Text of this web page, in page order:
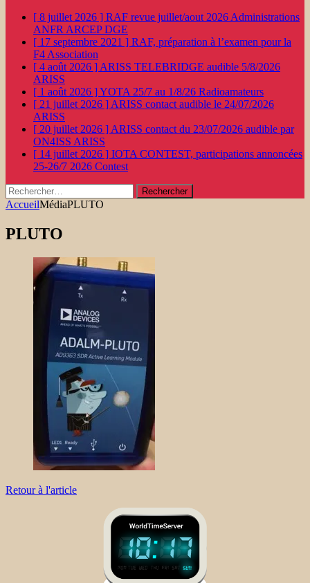
[ 8 juillet 2026 ] RAF revue juillet/aout 2026 Administrations
ANFR ARCEP DGE
[ 17 septembre 2021 ] RAF, préparation à l’examen pour la
F4 Association
[ 4 août 2026 ] ARISS TELEBRIDGE audible 5/8/2026
ARISS
[ 1 août 2026 ]YOTA 25/7 au 1/8/26 Radioamateurs
[ 21 juillet 2026 ] ARISS contact audible le 24/07/2026
ARISS
[ 20 juillet 2026 ] ARISS contact du 23/07/2026 audible par
ON4ISS ARISS
[ 14 juillet 2026 ] IOTA CONTEST, participations annoncées
25-26/7 2026 Contest
Rechercher :
AccueilMédiaPLUTO
PLUTO
Retour à l'article